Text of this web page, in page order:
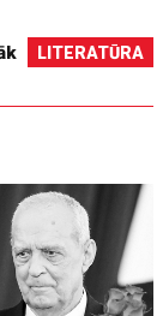
LITERATŪRA